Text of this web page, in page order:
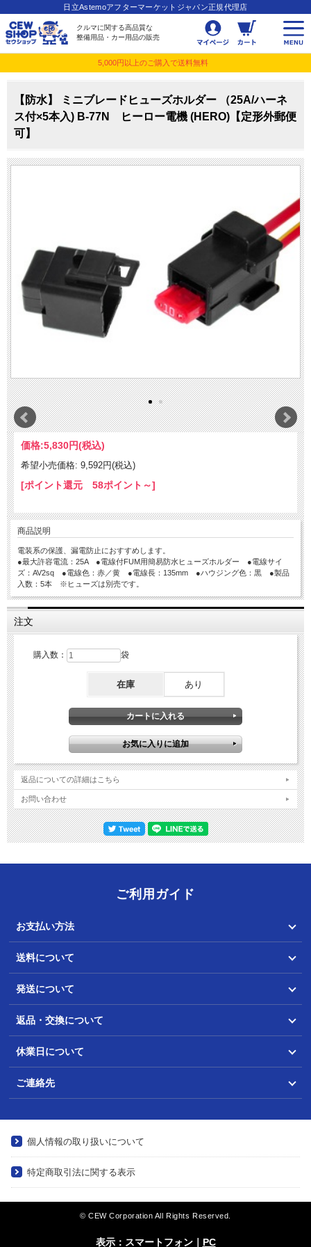
日立Astemoアフターマーケットジャパン正規代理店
クルマに関する高品質な
整備用品・カー用品の販売
5,000円以上のご購入で送料無料
【防水】 ミニブレードヒューズホルダー （25A/ハーネ
ス付×5本入) B-77N ヒーロー電機 (HERO)【定形外郵便
可】
価格:5,830円(税込)
希望小売価格: 9,592円(税込)
[ポイント還元 58ポイント～]
商品説明
電装系の保護、漏電防止におすすめします。
●最大許容電流：25A ●電線付FUM用簡易防水ヒューズホルダー ●電線サイ
ズ：AV2sq ●電線色：赤／黄 ●電線長：135mm ●ハウジング色：黒 ●製品
入数：5本 ※ヒューズは別売です。
注文
購入数： 袋
在庫 あり
返品についての詳細はこちら
お問い合わせ
ご利用ガイド
お支払い方法
送料について
発送について
返品・交換について
休業日について
ご連絡先
個人情報の取り扱いについて
特定商取引法に関する表示
© CEW Corporation All Rights Reserved.
表示：スマートフォン｜ PC